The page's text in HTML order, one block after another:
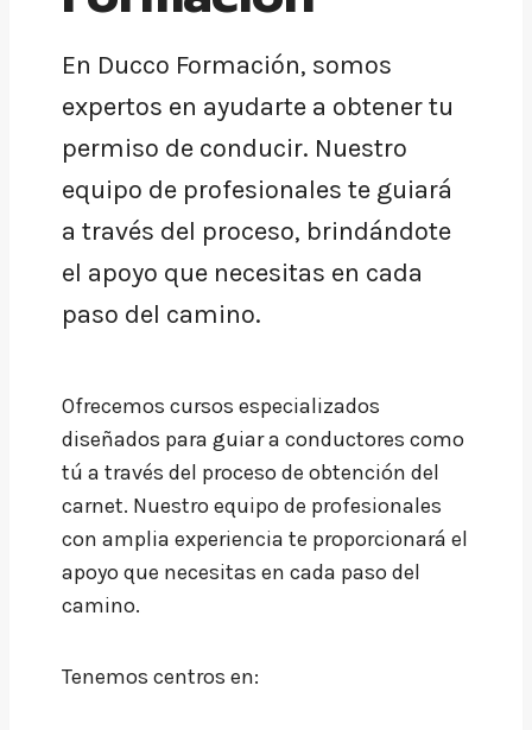
En Ducco Formación, somos
expertos en ayudarte a obtener tu
permiso de conducir. Nuestro
equipo de profesionales te guiará
a través del proceso, brindándote
el apoyo que necesitas en cada
paso del camino.
Ofrecemos cursos especializados
diseñados para guiar a conductores como
tú a través del proceso de obtención del
carnet. Nuestro equipo de profesionales
con amplia experiencia te proporcionará el
apoyo que necesitas en cada paso del
camino.
Tenemos centros en: